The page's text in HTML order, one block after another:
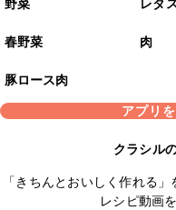
野菜 レタ
春野菜 肉
豚ロース肉
アプリ
クラシル
「きちんとおいしく作れる
レシピ動画